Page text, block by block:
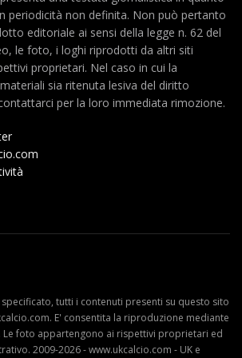
periodicità non definita. Non può pertanto
editoriale ai sensi della legge n. 62 del
le foto, i loghi riprodotti da altri siti
proprietari. Nel caso in cui la
sia ritenuta lesiva del diritto
per la loro immediata rimozione.
tutti i contenuti presenti su questo sito
E' consentita la riproduzione mediante
Le foto appartengono ai rispettivi proprietari ed
2009-2026 - www.ukcalcio.com - UK e